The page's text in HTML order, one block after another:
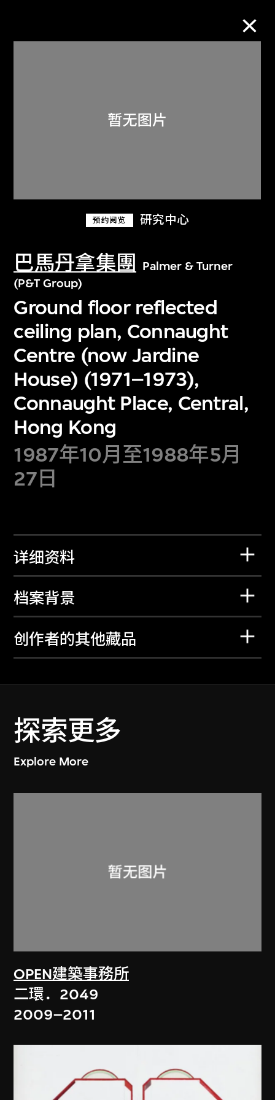
预约阅览 研究中心
巴馬丹拿集團
Palmer & Turner
(P&T Group)
Ground floor reflected
ceiling plan, Connaught
Centre (now Jardine
House) (1971–1973),
Connaught Place, Central,
Hong Kong
1987年10月至1988年5月
27日
详细资料
档案背景
创作者的其他藏品
探索更多
Explore More
OPEN建築事務所
二環．2049
2009–2011
关于M+藏品
探索世界顶级的二十及二十一世纪视觉
文化藏品。